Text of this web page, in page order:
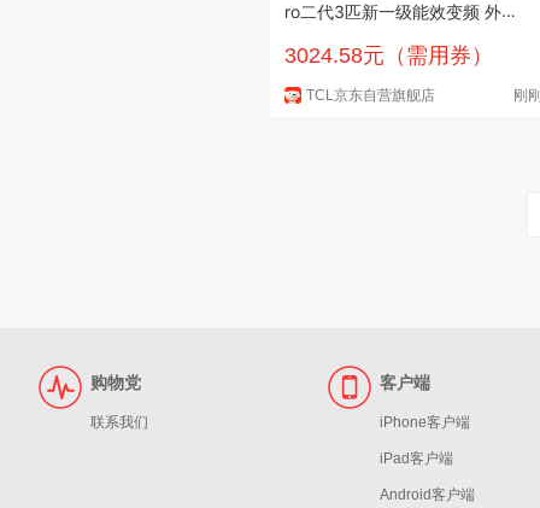
ro二代3匹新一级能效变频 外机
2Eb+B1国家补贴
3024.58元（需用券）
TCL京东自营旗舰店 刚
购物党
联系我们
客户端
iPhone客户端
iPad客户端
Android客户端